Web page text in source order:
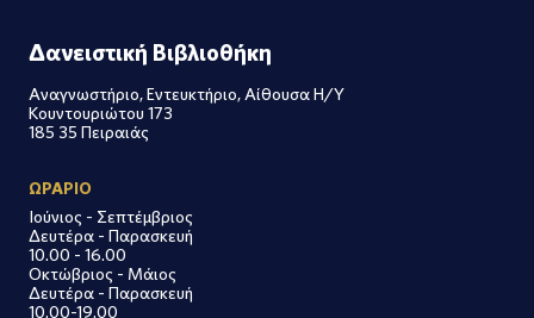
Δανειστική Βιβλιοθήκη
Αναγνωστήριο, Εντευκτήριο, Αίθουσα Η/Υ
Κουντουριώτου 173
185 35 Πειραιάς
ΩΡΑΡΙΟ
Ιούνιος - Σεπτέμβριος
Δευτέρα - Παρασκευή
10.00 - 16.00
Οκτώβριος - Μάιος
Δευτέρα - Παρασκευή
10.00-19.00